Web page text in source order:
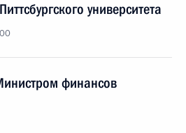
университета
финансов